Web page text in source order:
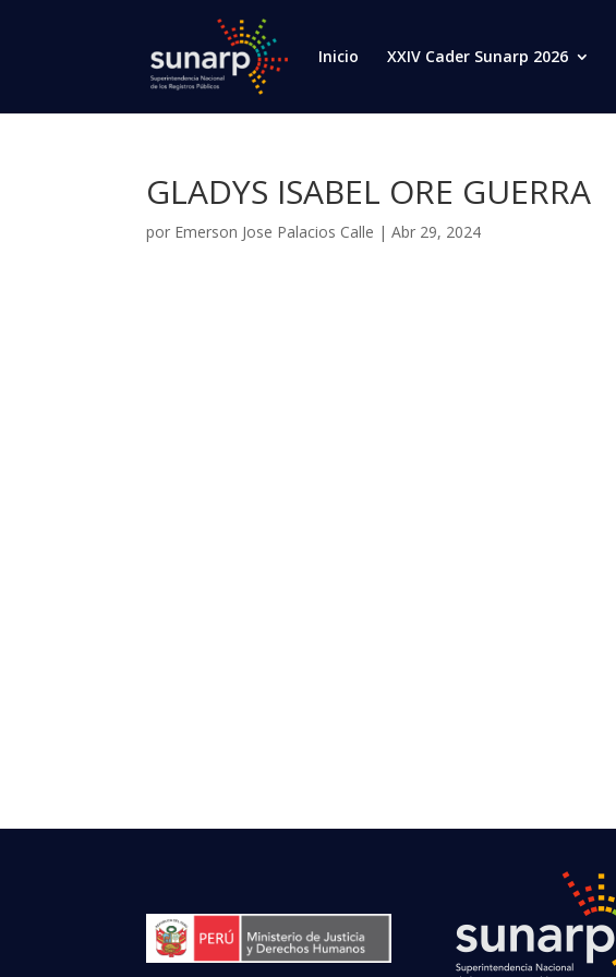
Inicio XXIV Cader Sunarp 2026
GLADYS ISABEL ORE GUERRA
por Emerson Jose Palacios Calle |Abr 29, 2024